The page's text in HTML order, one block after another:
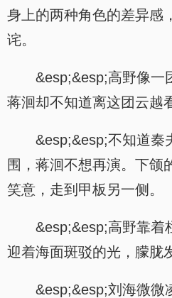
身上的两种角色的差异感
诧。
&esp;&esp;高野像一
蒋洄却不知道离这团云越
&esp;&esp;不知道秦
围，蒋洄不想再演。下颌
笑意，走到甲板另一侧。
&esp;&esp;高野靠着
迎着海面斑驳的光，朦胧
&esp;&esp;刘海微微